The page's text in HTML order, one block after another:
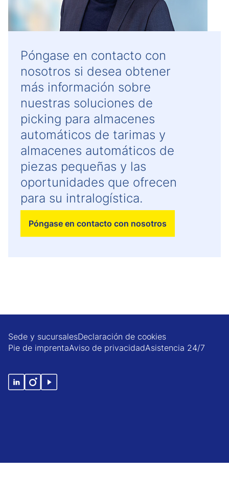
Póngase en contacto con
nosotros si desea obtener
más información sobre
nuestras soluciones de
picking para almacenes
automáticos de tarimas y
almacenes automáticos de
piezas pequeñas y las
oportunidades que ofrecen
para su intralogística.
Póngase en contacto con nosotros
Sede y sucursalesDeclaración de cookies
Pie de imprentaAviso de privacidadAsistencia 24/7